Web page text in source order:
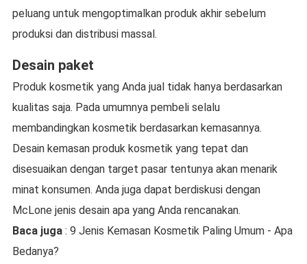
peluang untuk mengoptimalkan produk akhir sebelum
produksi dan distribusi massal.
Desain paket
Produk kosmetik yang Anda jual tidak hanya berdasarkan
kualitas saja. Pada umumnya pembeli selalu
membandingkan kosmetik berdasarkan kemasannya.
Desain kemasan produk kosmetik yang tepat dan
disesuaikan dengan target pasar tentunya akan menarik
minat konsumen. Anda juga dapat berdiskusi dengan
McLone jenis desain apa yang Anda rencanakan.
Baca juga: 9 Jenis Kemasan Kosmetik Paling Umum - Apa
Bedanya?